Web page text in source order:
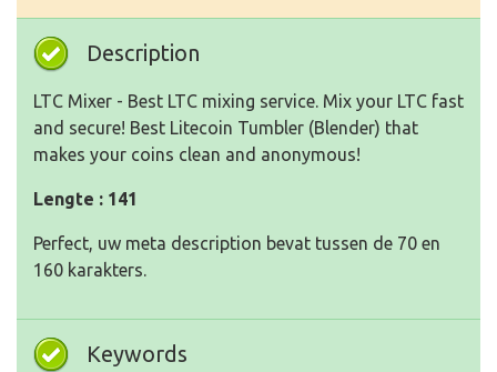
Description
LTC Mixer - Best LTC mixing service. Mix your LTC fast
and secure! Best Litecoin Tumbler (Blender) that
makes your coins clean and anonymous!
Lengte : 141
Perfect, uw meta description bevat tussen de 70 en
160 karakters.
Keywords